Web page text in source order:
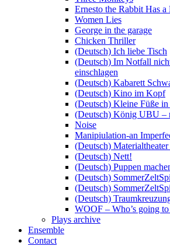
Ernesto the Rabbit Has
Women Lies
George in the garage
Chicken Thriller
(Deutsch) Ich liebe Tisch
(Deutsch) Im Notfall
einschlagen
(Deutsch) Kabarett
(Deutsch) Kino im Kopf
(Deutsch) Kleine Füße in
(Deutsch) König UBU –
Noise
Manipiulation-an
(Deutsch)
(Deutsch) Nett!
(Deutsch) Puppen
(Deutsch)
(Deutsch)
(Deutsch)
WOOF – Who’s going
Plays archive
Ensemble
Contact